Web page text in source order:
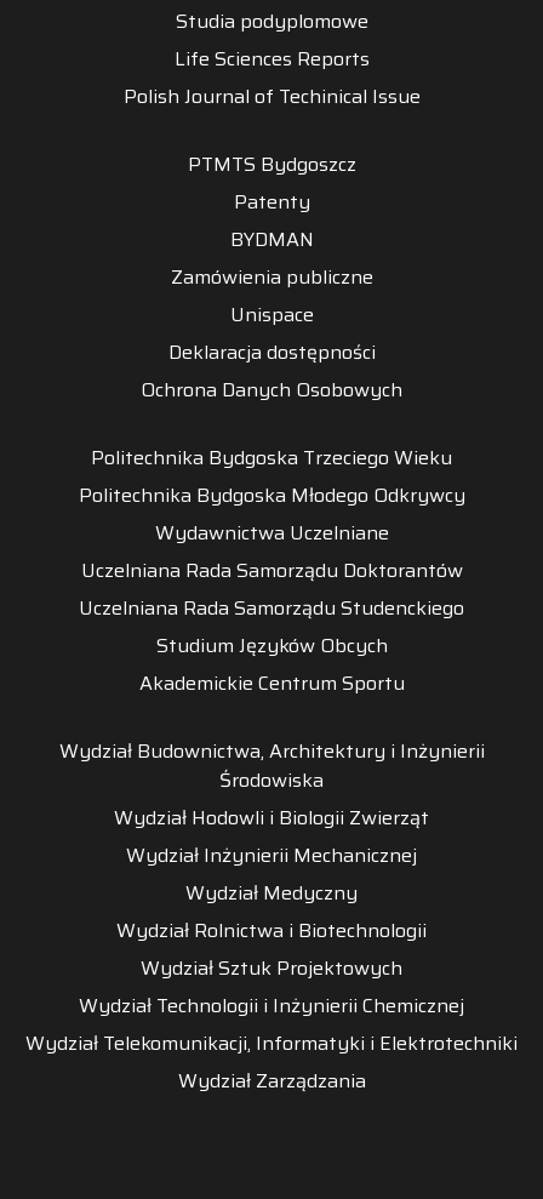
Studia podyplomowe
Life Sciences Reports
Polish Journal of Techinical Issue
PTMTS Bydgoszcz
Patenty
BYDMAN
Zamówienia publiczne
Unispace
Deklaracja dostępności
Ochrona Danych Osobowych
Politechnika Bydgoska Trzeciego Wieku
Politechnika Bydgoska Młodego Odkrywcy
Wydawnictwa Uczelniane
Uczelniana Rada Samorządu Doktorantów
Uczelniana Rada Samorządu Studenckiego
Studium Języków Obcych
Akademickie Centrum Sportu
Wydział Budownictwa, Architektury i Inżynierii
Środowiska
Wydział Hodowli i Biologii Zwierząt
Wydział Inżynierii Mechanicznej
Wydział Medyczny
Wydział Rolnictwa i Biotechnologii
Wydział Sztuk Projektowych
Wydział Technologii i Inżynierii Chemicznej
Wydział Telekomunikacji, Informatyki i Elektrotechniki
Wydział Zarządzania